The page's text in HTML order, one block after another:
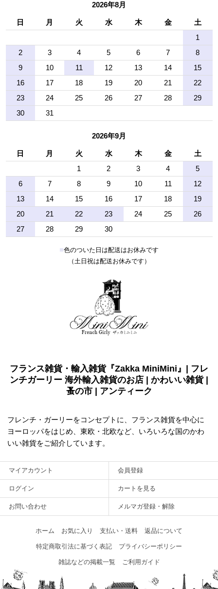
2026年8月
日 月 火 水 木 金
土
1
2
3 4 5 6 7
8
9
10 11 12 13 14
15
16
17 18 19 20 21
22
23
24 25 26 27 28
29
30
31
2026年9月
日 月 火 水 木 金
土
1
2 3 4
5
6
7 8 9 10 11
12
13
14 15 16 17 18
19
20
21 22 23 24 25
26
27
28 29 30
■色のついた日は配送はお休みです
（土日祝は配送お休みです）
フランス雑貨・輸入雑貨『Zakka MiniMini』| フレ
ンチガーリー 海外輸入雑貨のお店 | かわいい雑貨 |
蚤の市 | アンティーク
フレンチ・ガーリーをコンセプトに、フランス雑貨を中心に
ヨーロッパをはじめ、東欧・北欧など、いろいろな国のかわ
いい雑貨をご紹介しています。
マイアカウント 会員登録
ログイン カートを見る
お問い合わせ メルマガ登録・解除
ホーム お気に入り 支払い・送料 返品について
特定商取引法に基づく表記 プライバシーポリシー
雑誌などの掲載一覧 ご利用ガイド